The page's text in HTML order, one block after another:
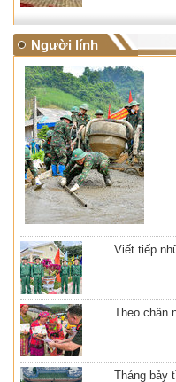
Người lính
Viết tiếp
Theo chân
Tháng bảy